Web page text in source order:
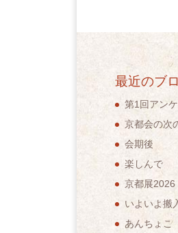
最近のブ
第1回アン
京都会の次
会期後
楽しんで
京都展2026
いよいよ搬
あんちょこ